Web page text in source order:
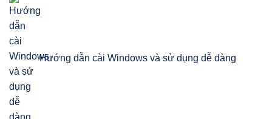
Hướng dẫn cài Windows và sử dụng dễ dàng